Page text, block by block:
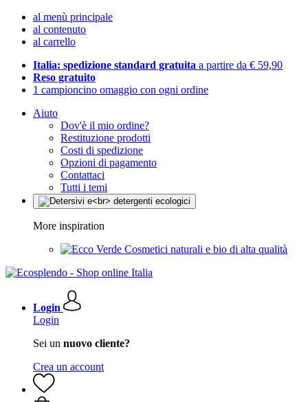
al menù principale
al contenuto
al carrello
Italia: spedizione standard gratuita a partire da € 59,90
Reso gratuito
1 campioncino omaggio con ogni ordine
Aiuto
Dov'è il mio ordine?
Restituzione prodotti
Costi di spedizione
Opzioni di pagamento
Contattaci
Tutti i temi
More inspiration
Cosmetici naturali e bio di alta qualità
Login
Login
Sei un nuovo cliente?
Crea un account